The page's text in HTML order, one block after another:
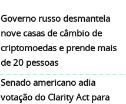
Governo russo desmantela
nove casas de câmbio de
criptomoedas e prende mais
de 20 pessoas
Senado americano adia
votação do Clarity Act para